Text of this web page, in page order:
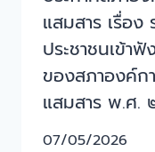
แสมสาร เรื่อง
ประชาชนเข้า
ของสภาองค์ก
แสมสาร พ.ศ.
07/05/2026